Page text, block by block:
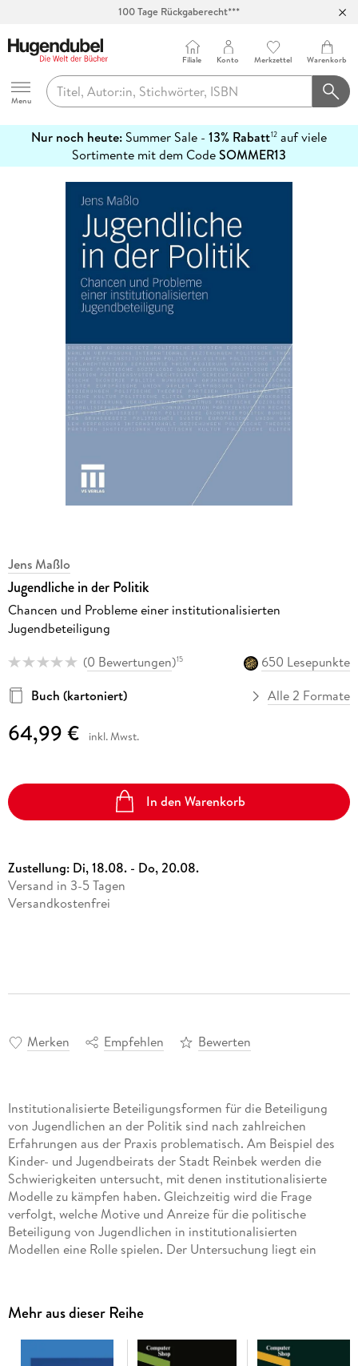
100 Tage Rückgaberecht***
Hugendubel
Menu
Filiale Konto Merkzettel Warenkorb
Nur noch heute: Summer Sale - 13% Rabatt12 auf viele
Sortimente mit dem CodeSOMMER13
erfahren
Jens Maßlo
Jugendliche in der Politik
Chancen und Probleme einer institutionalisierten
Jugendbeteiligung
(0 Bewertungen)15
650 Lesepunkte
Buch (kartoniert)
Alle 2 Formate
64,99 € inkl. Mwst.
In den Warenkorb
Zustellung: Di, 18.08. - Do, 20.08.
Versand in 3-5 Tagen
Versandkostenfrei
Merken Empfehlen Bewerten
Institutionalisierte Beteiligungsformen für die Beteiligung
von Jugendlichen an der Politik sind nach zahlreichen
Erfahrungen aus der Praxis problematisch. Am Beispiel des
Kinder- und Jugendbeirats der Stadt Reinbek werden die
Schwierigkeiten untersucht, mit denen institutionalisierte
Modelle zu kämpfen haben. Gleichzeitig wird die Frage
verfolgt, welche Motive und Anreize für die politische
Beteiligung von Jugendlichen in institutionalisierten
Modellen eine Rolle spielen. Der Untersuchung liegt ein
Forschung gewinnbringend für beide verbinden kann.
Mehr aus dieser Reihe